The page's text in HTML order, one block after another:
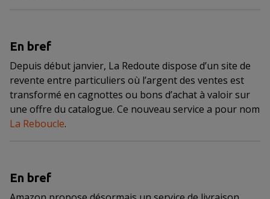
En bref
Depuis début janvier, La Redoute dispose d’un site de
revente entre particuliers où l’argent des ventes est
transformé en cagnottes ou bons d’achat à valoir sur
une offre du catalogue. Ce nouveau service a pour nom
La Reboucle.
En bref